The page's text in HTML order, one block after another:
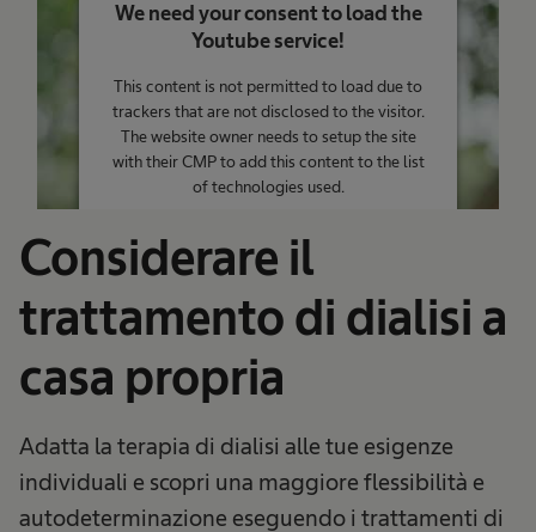
Considerare il
trattamento di dialisi a
casa propria
Adatta la terapia di dialisi alle tue esigenze
individuali e scopri una maggiore flessibilità e
autodeterminazione eseguendo i trattamenti di
We need your consent to load the
Youtube service!
This content is not permitted to load due to
trackers that are not disclosed to the visitor.
The website owner needs to setup the site
with their CMP to add this content to the list
of technologies used.
Management Platform